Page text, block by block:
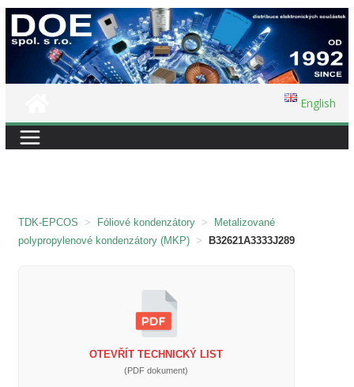
Přeskočit
na
English
TDK-EPCOS > Fóliové kondenzátory >
Metalizované
polypropylenové kondenzátory (MKP) > B32621A3333J289
OTEVŘÍT TECHNICKÝ LIST
(PDF dokument)